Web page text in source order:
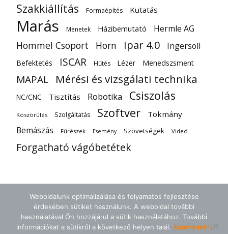
Szakkiállítás Formaépítés Kutatás
Marás Menetek Házibemutató Hermle AG
Hommel Csoport Horn Ipar 4.0 Ingersoll
Befektetés ISCAR Hűtés Lézer Menedszsment
MAPAL Mérési és vizsgálati technika
NC/CNC Tisztítás Robotika Csiszolás
Köszörülés Szolgáltatás Szoftver Tokmány
Bemászás Fűrészek Esemény Szövetségek Videó
Forgatható vágóbetétek
Weboldalunk optimalizálása és folyamatos fejlesztése
érdekében sütiket használunk. A weboldal további
használatával Ön hozzájárul a sütik használatához. További
információkat a sütikről a következő helyen talál. Adatvédelmi